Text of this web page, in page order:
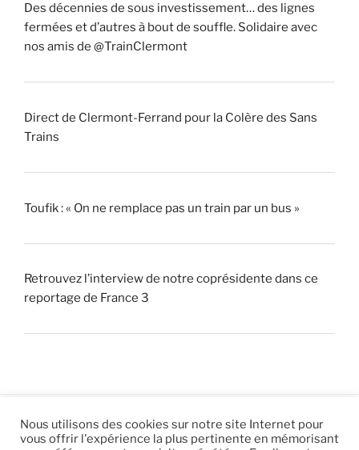
Des décennies de sous investissement… des lignes
fermées et d’autres à bout de souffle. Solidaire avec
nos amis de @TrainClermont
Direct de Clermont-Ferrand pour la Colère des Sans
Trains
Toufik : « On ne remplace pas un train par un bus »
Retrouvez l’interview de notre coprésidente dans ce
reportage de France 3
Nous utilisons des cookies sur notre site Internet pour
vous offrir l'expérience la plus pertinente en mémorisant